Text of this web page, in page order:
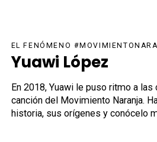
EL FENÓMENO
Yuawi López
En 2018, Yuawi le puso ritmo a las
canción del Movimiento Naranja.
historia, sus orígenes y conócelo